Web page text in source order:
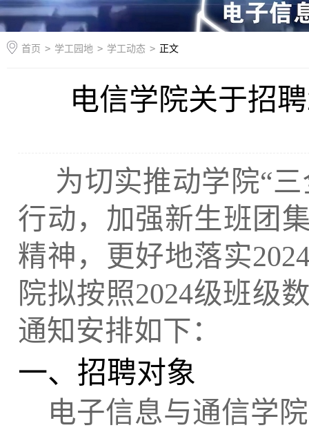
首页 > 学工园地 > 学工动态 > 正文
电信学院关于招
为切实推动学院“
行动，加强新生班团
精神，更好地落实
院拟按照2024级班级
通知安排如下：
一、招聘对象
电子信息与通信学院